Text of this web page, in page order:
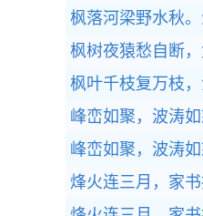
枫落河梁野水秋
枫树夜猿愁自断
枫叶千枝复万枝
峰峦如聚，波涛
峰峦如聚，波涛
烽火连三月，家书